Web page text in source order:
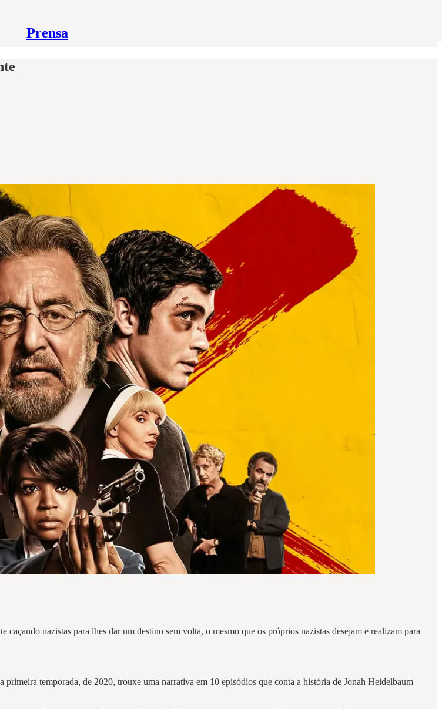
Prensa
nazistas para lhes dar um destino sem volta, o mesmo que os próprios nazistas desejam e realizam para
temporada, de 2020, trouxe uma narrativa em 10 episódios que conta a história de Jonah Heidelbaum